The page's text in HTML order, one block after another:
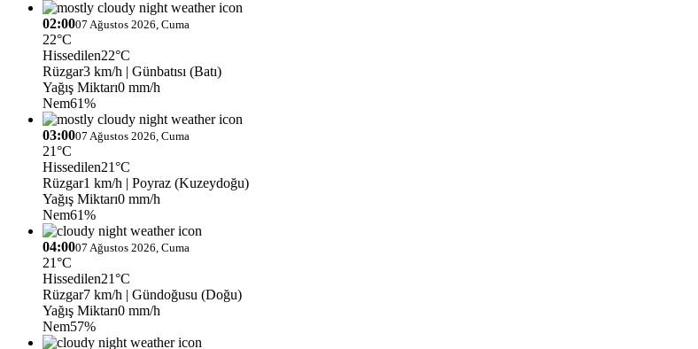
02:0007 Ağustos 2026, Cuma
22°C
Hissedilen22°C
Rüzgar3 km/h | Günbatısı (Batı)
Yağış Miktarı0 mm/h
Nem61%
03:0007 Ağustos 2026, Cuma
21°C
Hissedilen21°C
Rüzgar1 km/h | Poyraz (Kuzeydoğu)
Yağış Miktarı0 mm/h
Nem61%
04:0007 Ağustos 2026, Cuma
21°C
Hissedilen21°C
Rüzgar7 km/h | Gündoğusu (Doğu)
Yağış Miktarı0 mm/h
Nem57%